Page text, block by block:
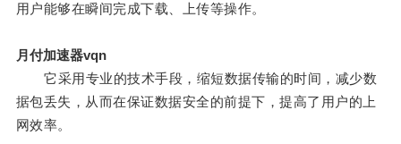
用户能够在瞬间完成下载、上传等操作。
月付加速器vqn
它采用专业的技术手段，缩短数据传输的时间，减少数
据包丢失，从而在保证数据安全的前提下，提高了用户的上
网效率。